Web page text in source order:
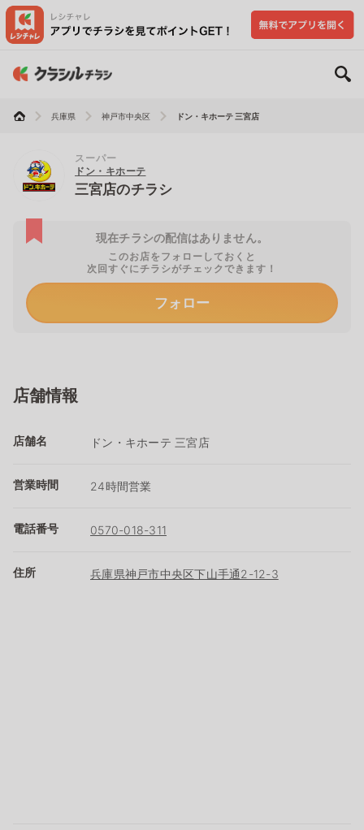
兵庫県 神戸市中央区 ドン・キホーテ 三宮店
スーパー
ドン・キホーテ
三宮店のチラシ
現在チラシの配信はありません。
このお店をフォローしておくと
次回すぐにチラシがチェックできます！
フォロー
店舗情報
店舗名 ドン・キホーテ 三宮店
営業時間 24時間営業
電話番号 0570-018-311
住所 兵庫県神戸市中央区下山手通2-12-3